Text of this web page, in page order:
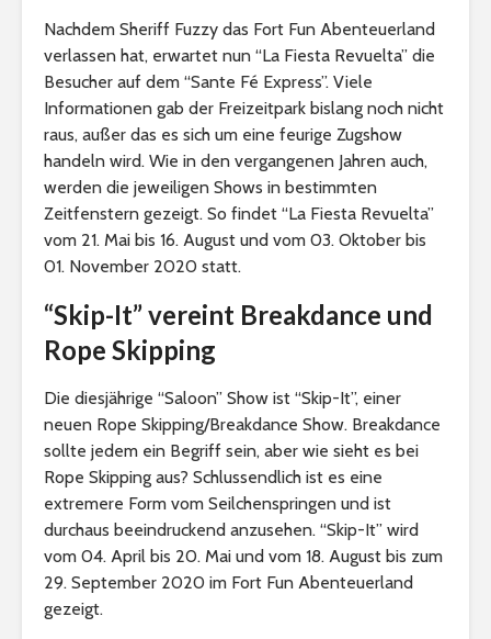
Nachdem Sheriff Fuzzy das Fort Fun Abenteuerland
verlassen hat, erwartet nun “La Fiesta Revuelta” die
Besucher auf dem “Sante Fé Express”. Viele
Informationen gab der Freizeitpark bislang noch nicht
raus, außer das es sich um eine feurige Zugshow
handeln wird. Wie in den vergangenen Jahren auch,
werden die jeweiligen Shows in bestimmten
Zeitfenstern gezeigt. So findet “La Fiesta Revuelta”
vom 21. Mai bis 16. August und vom 03. Oktober bis
01. November 2020 statt.
“Skip-It” vereint Breakdance und
Rope Skipping
Die diesjährige “Saloon” Show ist “Skip-It”, einer
neuen Rope Skipping/Breakdance Show. Breakdance
sollte jedem ein Begriff sein, aber wie sieht es bei
Rope Skipping aus? Schlussendlich ist es eine
extremere Form vom Seilchenspringen und ist
durchaus beeindruckend anzusehen. “Skip-It” wird
vom 04. April bis 20. Mai und vom 18. August bis zum
29. September 2020 im Fort Fun Abenteuerland
gezeigt.